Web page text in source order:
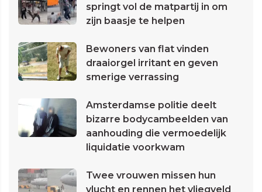
springt vol de matpartij in om
zijn baasje te helpen
Bewoners van flat vinden
draaiorgel irritant en geven
smerige verrassing
Amsterdamse politie deelt
bizarre bodycambeelden van
aanhouding die vermoedelijk
liquidatie voorkwam
Twee vrouwen missen hun
vlucht en rennen het vliegveld